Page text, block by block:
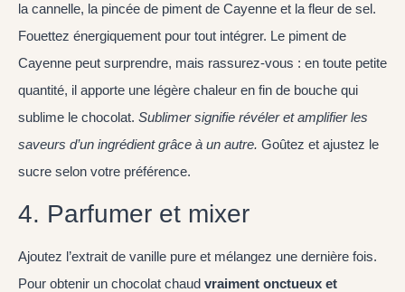
la cannelle, la pincée de piment de Cayenne et la fleur de sel.
Fouettez énergiquement pour tout intégrer. Le piment de
Cayenne peut surprendre, mais rassurez-vous : en toute petite
quantité, il apporte une légère chaleur en fin de bouche qui
sublime le chocolat. Sublimer signifie révéler et amplifier les
saveurs d’un ingrédient grâce à un autre. Goûtez et ajustez le
sucre selon votre préférence.
4. Parfumer et mixer
Ajoutez l’extrait de vanille pure et mélangez une dernière fois.
Pour obtenir un chocolat chaud vraiment onctueux et